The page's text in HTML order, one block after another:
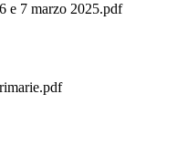
e 7 marzo 2025.pdf